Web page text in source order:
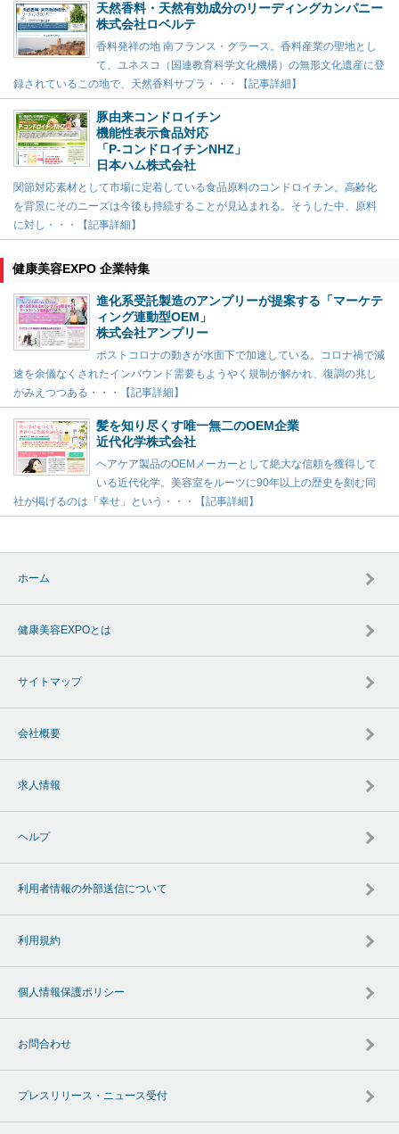
天然香料・天然有効成分のリーディングカンパニー
株式会社ロベルテ
香料発祥の地 南フランス・グラース。香料産業の聖地とし
て、ユネスコ（国連教育科学文化機構）の無形文化遺産に登
録されているこの地で、天然香料サプラ・・・【記事詳細】
豚由来コンドロイチン
機能性表示食品対応
「P-コンドロイチンNHZ」
日本ハム株式会社
関節対応素材として市場に定着している食品原料のコンドロイチン。高齢化
を背景にそのニーズは今後も持続することが見込まれる。そうした中、原料
に対し・・・【記事詳細】
健康美容EXPO 企業特集
進化系受託製造のアンプリーが提案する「マーケテ
ィング連動型OEM」
株式会社アンプリー
ポストコロナの動きが水面下で加速している。コロナ禍で減
速を余儀なくされたインバウンド需要もようやく規制が解かれ、復調の兆し
がみえつつある・・・【記事詳細】
髪を知り尽くす唯一無二のOEM企業
近代化学株式会社
ヘアケア製品のOEMメーカーとして絶大な信頼を獲得して
いる近代化学。美容室をルーツに90年以上の歴史を刻む同
社が掲げるのは「幸せ」という・・・【記事詳細】
ホーム
健康美容EXPOとは
サイトマップ
会社概要
求人情報
ヘルプ
利用者情報の外部送信について
利用規約
個人情報保護ポリシー
お問合わせ
プレスリリース・ニュース受付